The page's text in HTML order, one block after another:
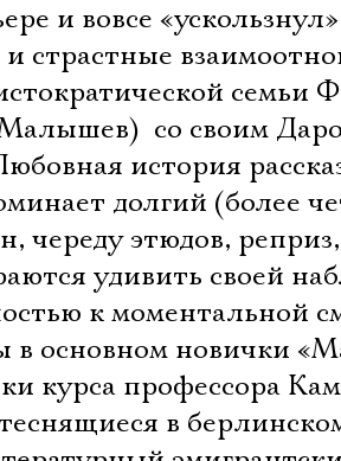
и вовсе
страстные
семьи
 со своим
история
долгий (более
череду этюдов,
удивить своей
к моментальной
в основном новички
курса профессора
в